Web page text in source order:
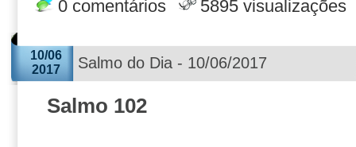
0 comentários 5895 visualizações
10/06
2017
Salmo do Dia - 10/06/2017
Salmo 102